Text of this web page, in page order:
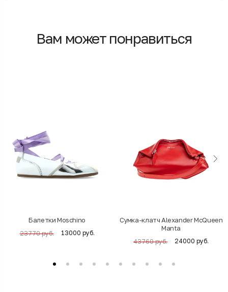
Вам может понравиться
Балетки Moschino
23770 руб. 13000 руб.
Cумка-клатч Alexander McQueen
Manta
43760 руб. 24000 руб.